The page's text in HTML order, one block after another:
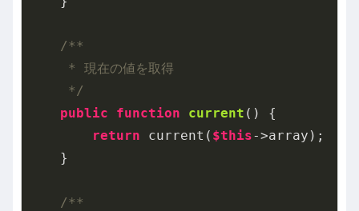
/**
     * 現在の値を取得
     */
public
function current ()
{
return current( $this->array);
    }
/**